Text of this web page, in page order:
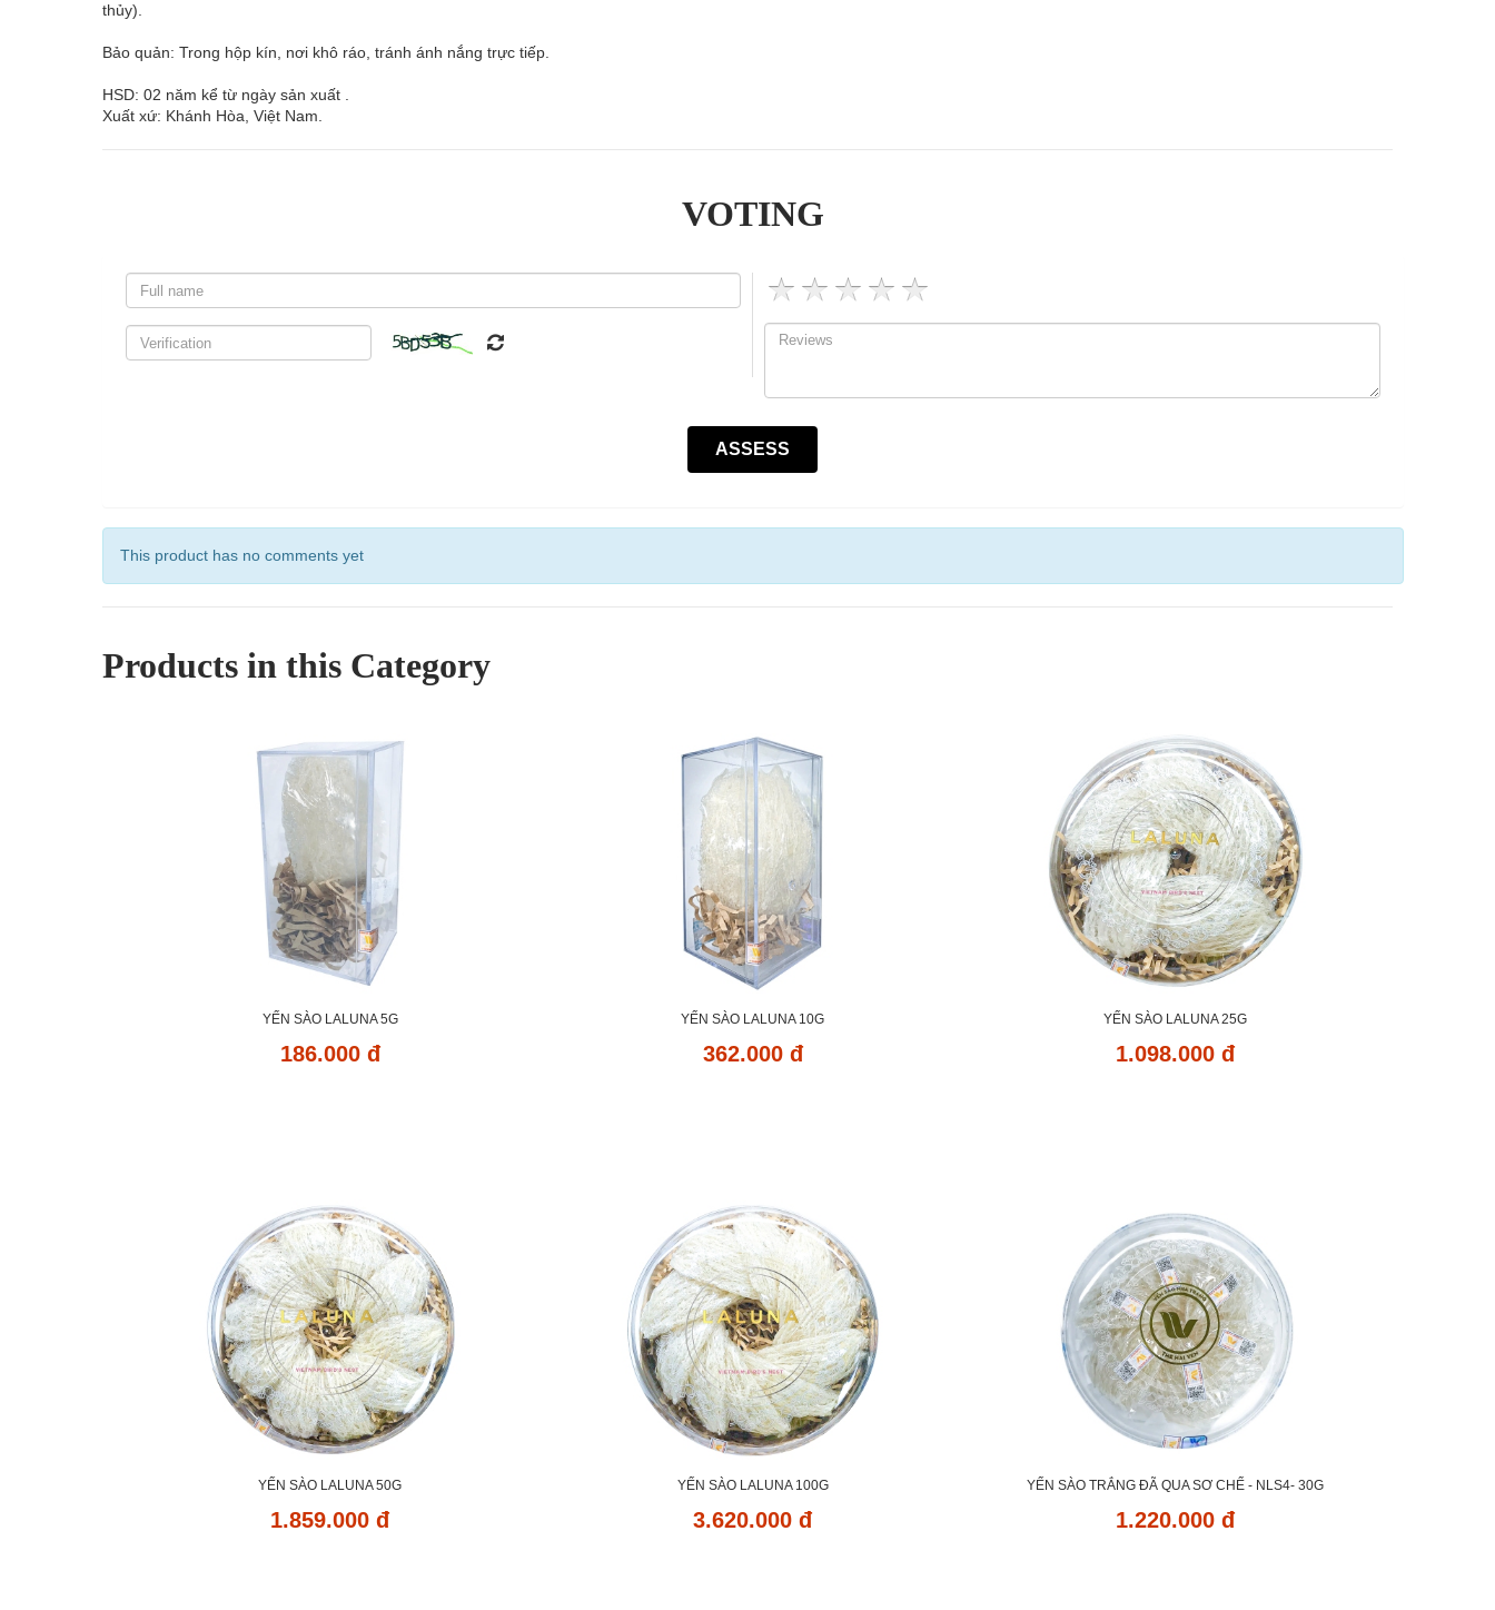
thủy).
Bảo quản: Trong hộp kín, nơi khô ráo, tránh ánh nắng trực tiếp.
HSD: 02 năm kể từ ngày sản xuất .
Xuất xứ: Khánh Hòa, Việt Nam.
VOTING
This product has no comments yet
Products in this Category
YẾN SÀO LALUNA 5G
186.000 đ
YẾN SÀO LALUNA 10G
362.000 đ
YẾN SÀO LALUNA 25G
1.098.000 đ
YẾN SÀO LALUNA 50G
1.859.000 đ
YẾN SÀO LALUNA 100G
3.620.000 đ
YẾN SÀO TRẮNG ĐÃ QUA SƠ CHẾ - NLS4- 30G
1.220.000 đ